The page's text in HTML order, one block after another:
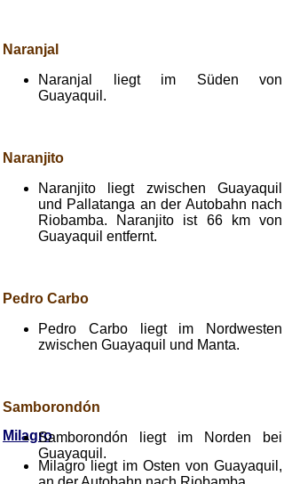
Milagro
Milagro liegt im Osten von Guayaquil,
Naranjal
Naranjal liegt im Süden von
Guayaquil.
Naranjito
Naranjito liegt zwischen Guayaquil
und Pallatanga an der Autobahn nach
Riobamba. Naranjito ist 66 km von
Guayaquil entfernt.
Pedro Carbo
Pedro Carbo liegt im Nordwesten
zwischen Guayaquil und Manta.
Samborondón
Samborondón liegt im Norden bei
Guayaquil.